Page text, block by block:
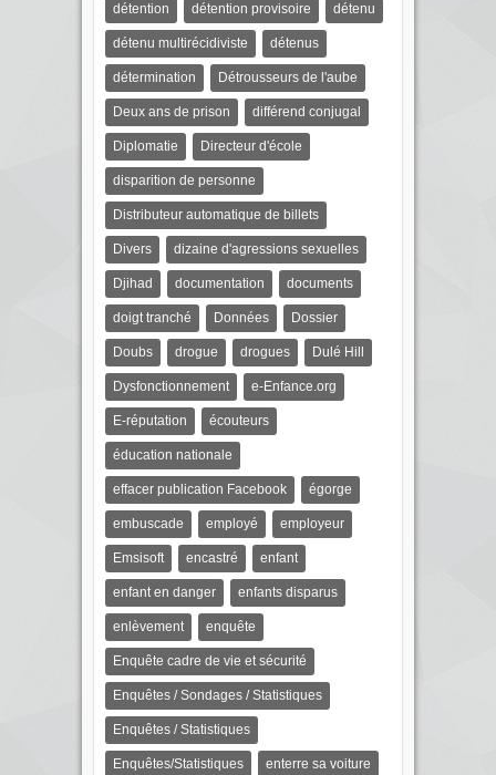
détention détention provisoire détenu
détenu multirécidiviste détenus
détermination Détrousseurs de l'aube
Deux ans de prison différend conjugal
Diplomatie Directeur d'école
disparition de personne
Distributeur automatique de billets
Divers dizaine d'agressions sexuelles
Djihad documentation documents
doigt tranché Données Dossier
Doubs drogue drogues Dulé Hill
Dysfonctionnement e-Enfance.org
E-réputation écouteurs
éducation nationale
effacer publication Facebook égorge
embuscade employé employeur
Emsisoft encastré enfant
enfant en danger enfants disparus
enlèvement enquête
Enquête cadre de vie et sécurité
Enquêtes / Sondages / Statistiques
Enquêtes / Statistiques
Enquêtes/Statistiques enterre sa voiture